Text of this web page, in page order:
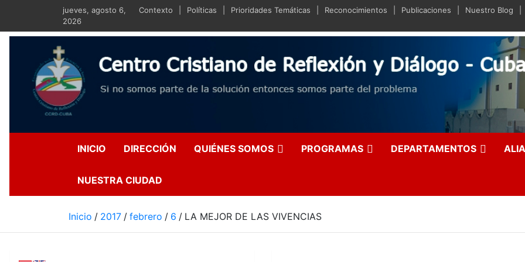
contenido
jueves, agosto 6,
2026
Contexto Políticas Prioridades Temáticas Reconocimientos Publicaciones Nuestro Blog
Centro Cristiano de Reflexión y
Si no somos parte de la solución entonces somos parte del problema
INICIO DIRECCIÓN QUIÉNES SOMOS PROGRAMAS DEPARTAMENTOS
NUESTRA CIUDAD
Inicio 2017 febrero 6 LA MEJOR DE LAS VIVENCIAS